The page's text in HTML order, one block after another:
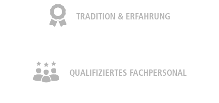
TRADITION & ERFAHRUNG
QUALIFIZIERTES FACHPERSONAL